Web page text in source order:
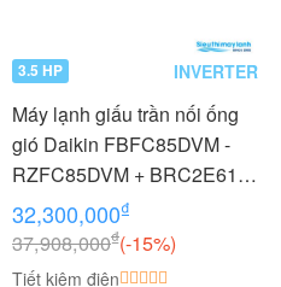
3.5 HP INVERTER
Máy lạnh giấu trần nối ống
gió Daikin FBFC85DVM -
RZFC85DVM + BRC2E61
3.5 HP (3.5 Ngựa) Inverter
32,300,000₫
37,908,000₫(-15%)
Tiết kiệm điện